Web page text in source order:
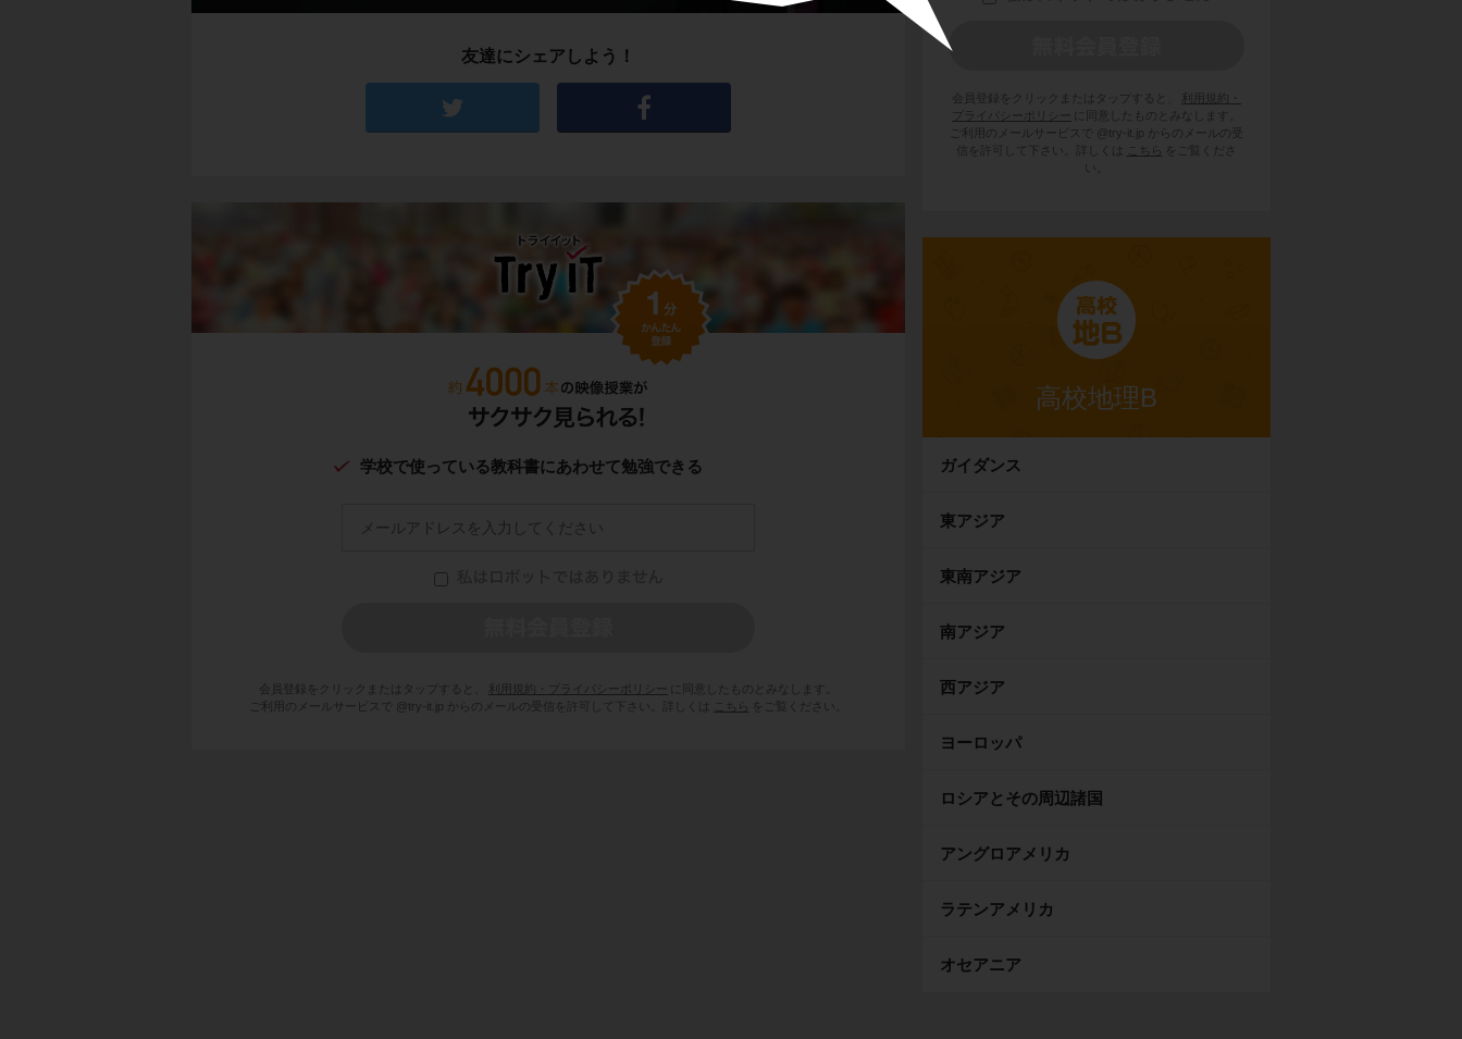
左の写真に写っているのは、 イグルー と呼ばれる、雪や氷で作っ
狩り を中心に生活しています。
す。
農作物が育たない代わりに、獲物の肉を食べて暮らしているという
友達にシェアしよう！
学校で使っている教科書にあわせて勉強できる
会員登録をクリックまたはタップすると、 利用規約・プライバシーポリシー
に同意したものとみなします。
ご利用のメールサービスで @try-it.jp からのメールの受信を許可して下さい。詳しくは
こちら をご覧ください。
会員登録をクリックまたはタップすると、
利用規約・
プライバシーポリシー
に同意したものとみなします。
ご利用のメールサービスで @try-it.jp からのメールの受
信を許可して下さい。詳しくは
こちら
をご覧くださ
い。
高校地理B
ガイダンス
東アジア
東南アジア
南アジア
西アジア
ヨーロッパ
ロシアとその周辺諸国
アングロアメリカ
ラテンアメリカ
オセアニア